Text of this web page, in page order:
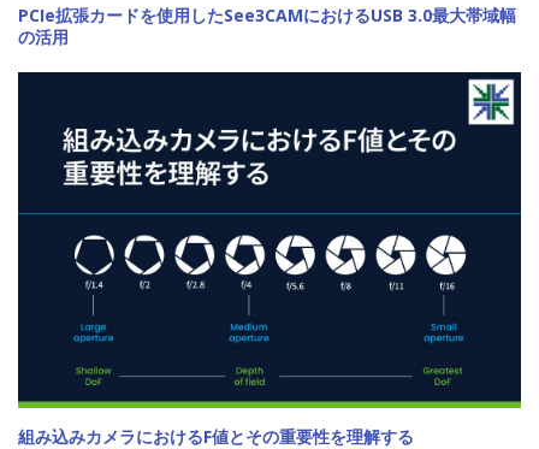
PCIe拡張カードを使用したSee3CAMにおけるUSB 3.0最大帯域幅
の活用
組み込みカメラにおけるF値とその重要性を理解する